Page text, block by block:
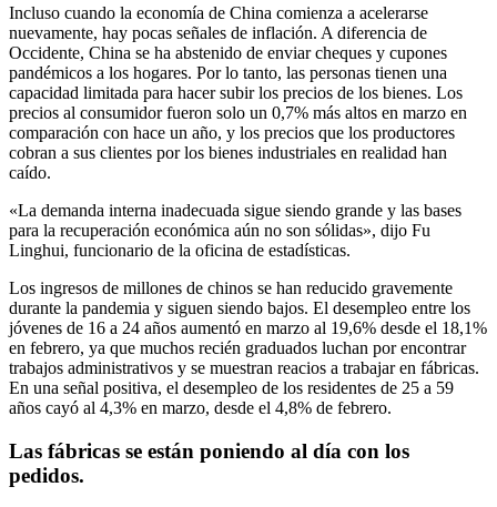
Incluso cuando la economía de China comienza a acelerarse
nuevamente, hay pocas señales de inflación. A diferencia de
Occidente, China se ha abstenido de enviar cheques y cupones
pandémicos a los hogares. Por lo tanto, las personas tienen una
capacidad limitada para hacer subir los precios de los bienes. Los
precios al consumidor fueron solo un 0,7% más altos en marzo en
comparación con hace un año, y los precios que los productores
cobran a sus clientes por los bienes industriales en realidad han
caído.
«La demanda interna inadecuada sigue siendo grande y las bases
para la recuperación económica aún no son sólidas», dijo Fu
Linghui, funcionario de la oficina de estadísticas.
Los ingresos de millones de chinos se han reducido gravemente
durante la pandemia y siguen siendo bajos. El desempleo entre los
jóvenes de 16 a 24 años aumentó en marzo al 19,6% desde el 18,1%
en febrero, ya que muchos recién graduados luchan por encontrar
trabajos administrativos y se muestran reacios a trabajar en fábricas.
En una señal positiva, el desempleo de los residentes de 25 a 59
años cayó al 4,3% en marzo, desde el 4,8% de febrero.
Las fábricas se están poniendo al día con los
pedidos.